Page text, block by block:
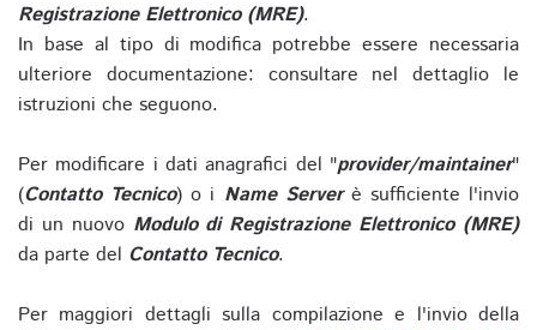
Registrazione Elettronico (MRE).
In base al tipo di modifica potrebbe essere necessaria
ulteriore documentazione: consultare nel dettaglio le
istruzioni che seguono.
Per modificare i dati anagrafici del "provider/maintainer"
(Contatto Tecnico) o i Name Serverè sufficiente l'invio
di un nuovo Modulo di Registrazione Elettronico (MRE)
da parte del Contatto Tecnico.
Per maggiori dettagli sulla compilazione e l'invio della